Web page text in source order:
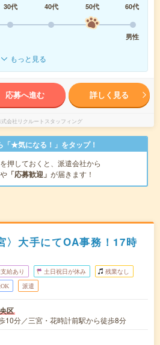
30代 40代 50代
60代
男性
もっと見る
応募へ進む 詳しく見る
式会社リクルートスタッフィング
「★気になる！」をタップ！
押しておくと、派遣会社から
や 「応募歓迎」 が届きます！
〉大手にてOA事務！17時
給あり 土日祝日が休み 残業なし
派遣
区
10分／三宮・花時計前駅から徒歩8分